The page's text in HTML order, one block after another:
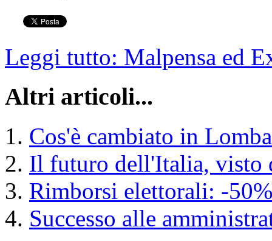
Leggi tutto: Malpensa ed
Altri articoli...
Cos'è cambiato in
Il futuro dell'Italia, visto
Rimborsi elettorali: -
Successo alle